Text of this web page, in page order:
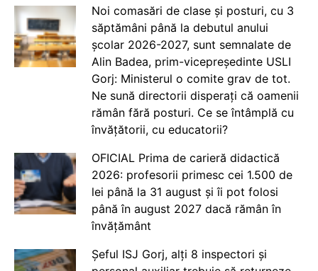
Noi comasări de clase și posturi, cu 3
săptămâni până la debutul anului
școlar 2026-2027, sunt semnalate de
Alin Badea, prim-vicepreședinte USLI
Gorj: Ministerul o comite grav de tot.
Ne sună directorii disperați că oamenii
rămân fără posturi. Ce se întâmplă cu
învățătorii, cu educatorii?
OFICIAL Prima de carieră didactică
2026: profesorii primesc cei 1.500 de
lei până la 31 august și îi pot folosi
până în august 2027 dacă rămân în
învățământ
Șeful ISJ Gorj, alți 8 inspectori și